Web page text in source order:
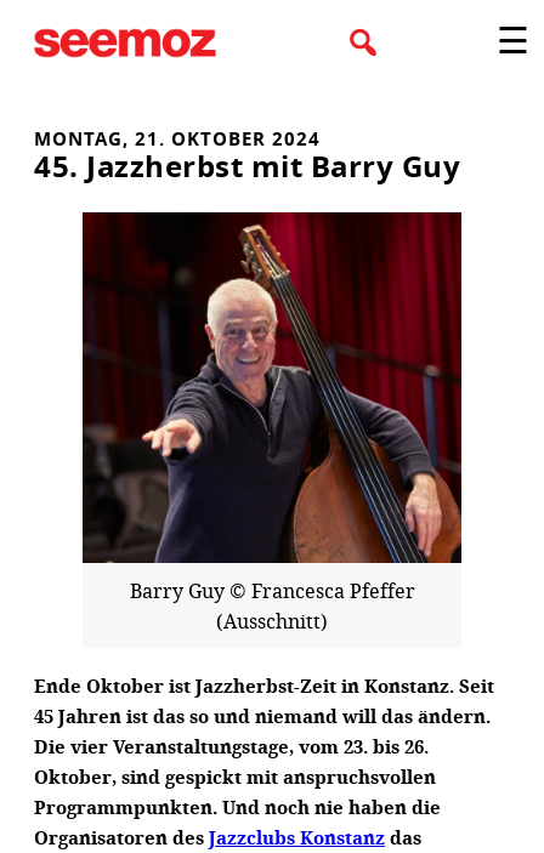
Inhalt
☰
MONTAG, 21. OKTOBER 2024
45. Jazzherbst mit Barry Guy
Barry Guy © Francesca Pfeffer
(Ausschnitt)
Ende Oktober ist Jazzherbst-Zeit in Konstanz. Seit
45 Jahren ist das so und niemand will das ändern.
Die vier Veranstaltungstage, vom 23. bis 26.
Oktober, sind gespickt mit anspruchsvollen
Programmpunkten. Und noch nie haben die
Organisatoren desJazzclubs Konstanzdas